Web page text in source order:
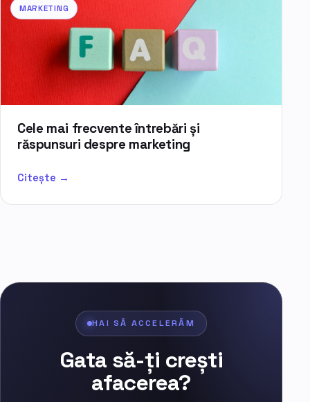
MARKETING
Cele mai frecvente întrebări și
răspunsuri despre marketing
Citește →
HAI SĂ ACCELERĂM
Gata să-ți crești
afacerea?